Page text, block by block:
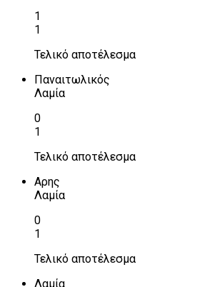
1
1
Τελικό αποτέλεσμα
Παναιτωλικός
Λαμία
0
1
Τελικό αποτέλεσμα
Αρης
Λαμία
0
1
Τελικό αποτέλεσμα
Λαμία